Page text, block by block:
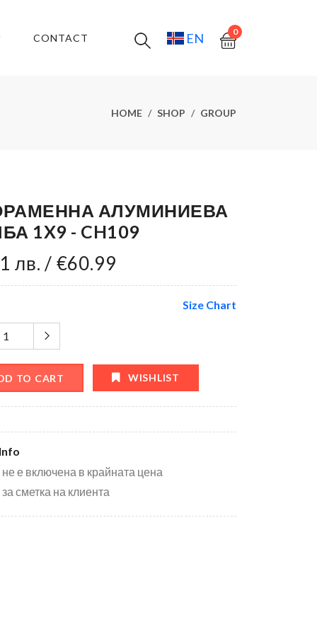
CONTACT EN 0
HOME SHOP GROUP
АЛУМИНИЕВА
1X9 - CH109
лв. / €60.99
Size Chart
TO CART WISHLIST
е включена в крайната цена
сметка на клиента